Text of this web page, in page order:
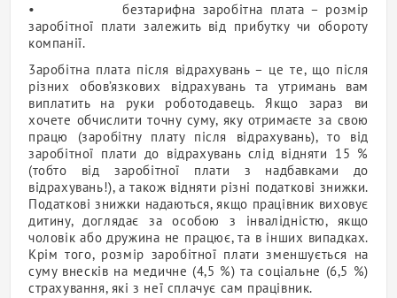
• безтарифна заробітна плата – розмір
заробітної плати залежить від прибутку чи обороту
компанії.
3аробітна плата після відрахувань – це те, що після
різних обов’язкових відрахувань та утримань вам
виплатить на руки роботодавець. Якщо зараз ви
хочете обчислити точну суму, яку отримаєте за свою
працю (заробітну плату після відрахувань), то від
заробітної плати до відрахувань слід відняти 15 %
(тобто від заробітної плати з надбавками до
відрахувань!), а також відняти різні податкові знижки.
Податкові знижки надаються, якщо працівник виховує
дитину, доглядає за особою з інвалідністю, якщо
чоловік або дружина не працює, та в інших випадках.
Крім того, розмір заробітної плати зменшується на
суму внесків на медичне (4,5 %) та соціальне (6,5 %)
страхування, які з неї сплачує сам працівник.